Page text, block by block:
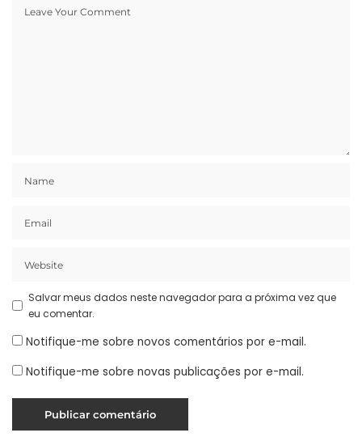
Salvar meus dados neste navegador para a próxima vez que
eu comentar.
Notifique-me sobre novos comentários por e-mail.
Notifique-me sobre novas publicações por e-mail.